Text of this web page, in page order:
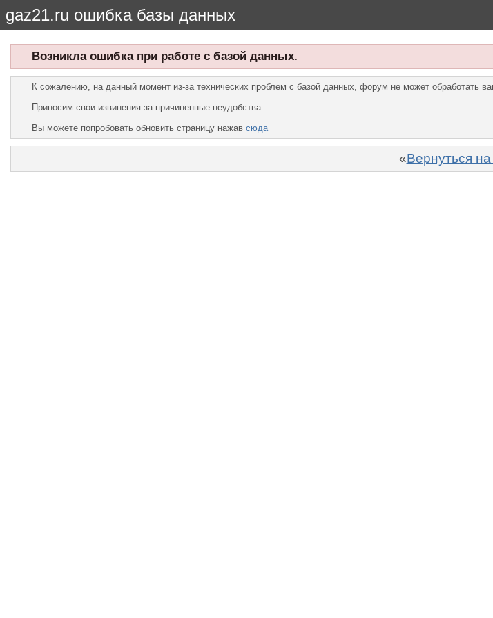
gaz21.ru ошибка базы данных
Возникла ошибка при работе с базой данных.
К сожалению, на данный момент из-за технических проблем с базой данных, форум не может обработать
Приносим свои извинения за причиненные неудобства.
Вы можете попробовать обновить страницу нажав сюда
«Вернуться